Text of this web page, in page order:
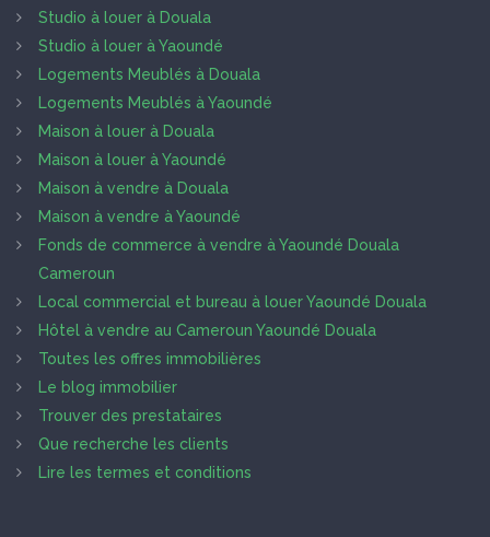
Studio à louer à Douala
Studio à louer à Yaoundé
Logements Meublés à Douala
Logements Meublés à Yaoundé
Maison à louer à Douala
Maison à louer à Yaoundé
Maison à vendre à Douala
Maison à vendre à Yaoundé
Fonds de commerce à vendre à Yaoundé Douala
Cameroun
Local commercial et bureau à louer Yaoundé Douala
Hôtel à vendre au Cameroun Yaoundé Douala
Toutes les offres immobilières
Le blog immobilier
Trouver des prestataires
Que recherche les clients
Lire les termes et conditions